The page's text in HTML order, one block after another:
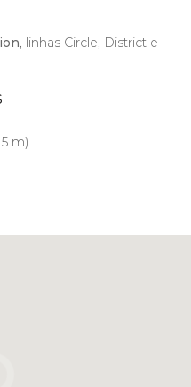
, linhas Circle, District e
m)